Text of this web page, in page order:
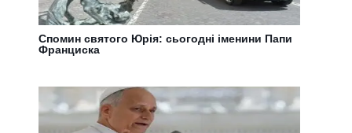
Спомин святого Юрія: сьогодні іменини Папи
Франциска